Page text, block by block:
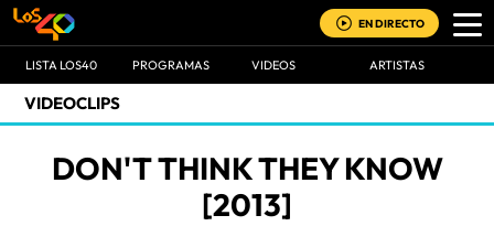
EN DIRECTO
LISTA LOS40 PROGRAMAS VIDEOS ARTISTAS
VIDEOCLIPS
DON'T THINK THEY KNOW
[2013]